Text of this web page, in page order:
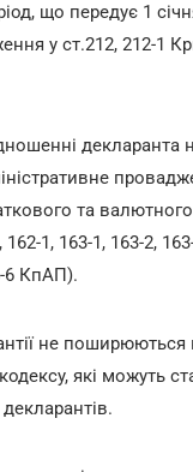
що передує 1
у ст.212, 212-1
декларанта
та
162-1, 163-1, 163-2,
6 КпАП).
не поширюються
які можуть